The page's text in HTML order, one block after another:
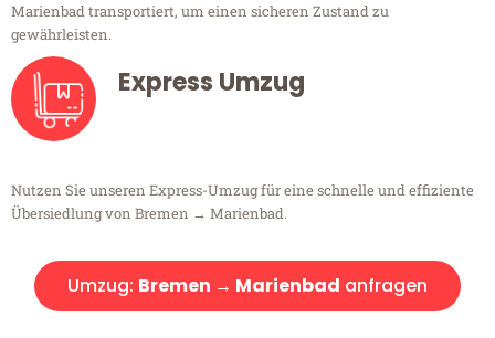
Marienbad transportiert, um einen sicheren Zustand zu
gewährleisten.
Express Umzug
Nutzen Sie unseren Express-Umzug für eine schnelle und effiziente
Übersiedlung von Bremen → Marienbad.
Umzug: Bremen → Marienbad anfragen